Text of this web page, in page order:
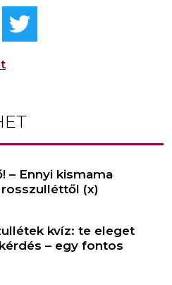
– Ennyi kismama
(x)
kvíz: te eleget
– egy fontos